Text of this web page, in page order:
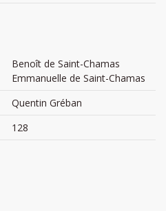
Benoît de Saint-Chamas
Emmanuelle de Saint-Chamas
Quentin Gréban
128